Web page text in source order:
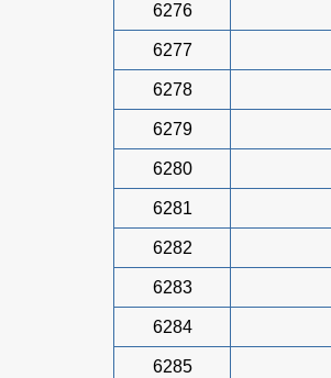
6276
6277
6278
6279
6280
6281
6282
6283
6284
6285